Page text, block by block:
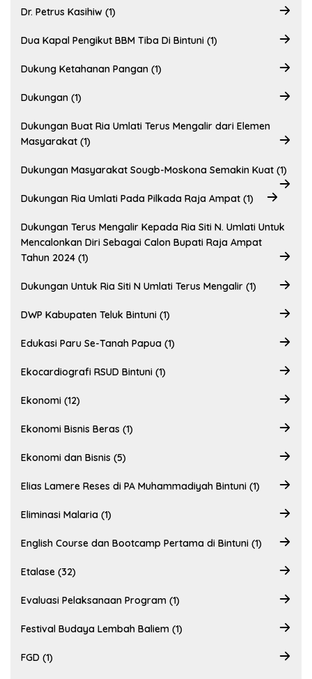
Dr. Petrus Kasihiw (1)
Dua Kapal Pengikut BBM Tiba Di Bintuni (1)
Dukung Ketahanan Pangan (1)
Dukungan (1)
Dukungan Buat Ria Umlati Terus Mengalir dari Elemen
Masyarakat (1)
Dukungan Masyarakat Sougb-Moskona Semakin Kuat (1)
Dukungan Ria Umlati Pada Pilkada Raja Ampat (1)
Dukungan Terus Mengalir Kepada Ria Siti N. Umlati Untuk
Mencalonkan Diri Sebagai Calon Bupati Raja Ampat
Tahun 2024 (1)
Dukungan Untuk Ria Siti N Umlati Terus Mengalir (1)
DWP Kabupaten Teluk Bintuni (1)
Edukasi Paru Se-Tanah Papua (1)
Ekocardiografi RSUD Bintuni (1)
Ekonomi (12)
Ekonomi Bisnis Beras (1)
Ekonomi dan Bisnis (5)
Elias Lamere Reses di PA Muhammadiyah Bintuni (1)
Eliminasi Malaria (1)
English Course dan Bootcamp Pertama di Bintuni (1)
Etalase (32)
Evaluasi Pelaksanaan Program (1)
Festival Budaya Lembah Baliem (1)
FGD (1)